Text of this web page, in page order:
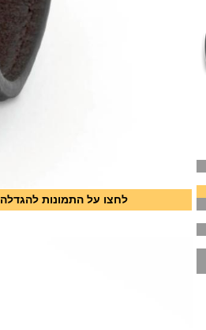
לחצו על התמונות להגדלה